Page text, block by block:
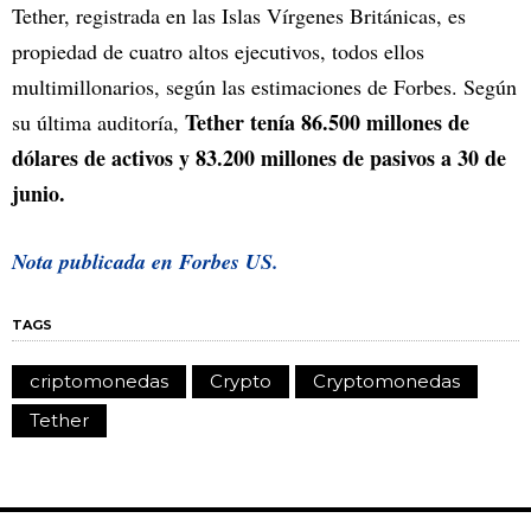
Tether, registrada en las Islas Vírgenes Británicas, es
propiedad de cuatro altos ejecutivos, todos ellos
multimillonarios, según las estimaciones de Forbes. Según
su última auditoría, Tether tenía 86.500 millones de
dólares de activos y 83.200 millones de pasivos a 30 de
junio.
Nota publicada en Forbes US.
TAGS
criptomonedas Crypto
Cryptomonedas
Tether